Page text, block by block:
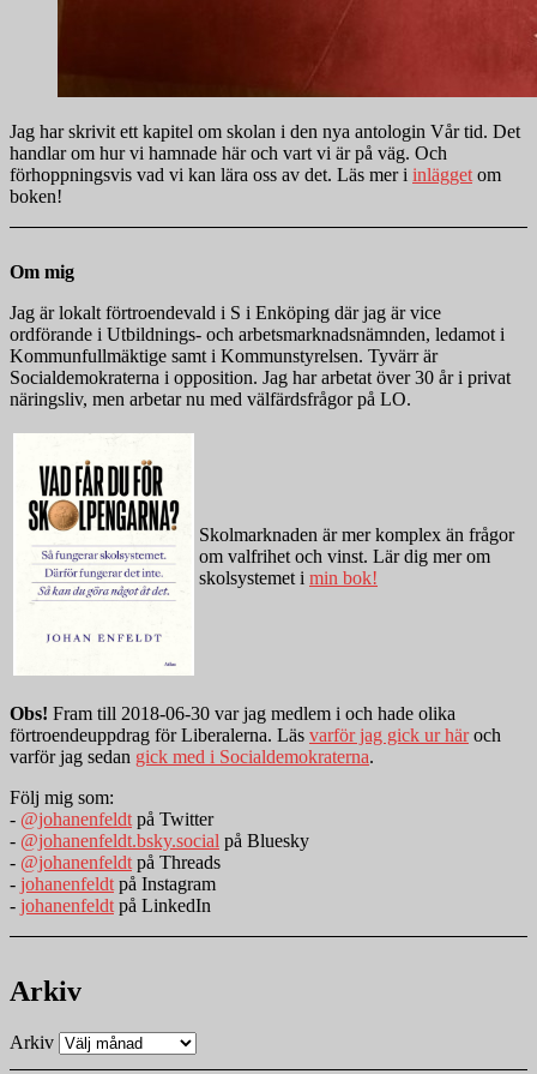
Jag har skrivit ett kapitel om skolan i den nya antologin Vår tid. Det
handlar om hur vi hamnade här och vart vi är på väg. Och
förhoppningsvis vad vi kan lära oss av det. Läs mer i inläggetom
boken!
Om mig
Jag är lokalt förtroendevald i S i Enköping där jag är vice
ordförande i Utbildnings- och arbetsmarknadsnämnden, ledamot i
Kommunfullmäktige samt i Kommunstyrelsen. Tyvärr är
Socialdemokraterna i opposition. Jag har arbetat över 30 år i privat
näringsliv, men arbetar nu med välfärdsfrågor på LO.
Skolmarknaden är mer komplex än frågor
om valfrihet och vinst. Lär dig mer om
skolsystemet i min bok!
Obs! Fram till 2018-06-30 var jag medlem i och hade olika
förtroendeuppdrag för Liberalerna. Läs varför jag gick ur häroch
varför jag sedan gick med i Socialdemokraterna.
Följ mig som:
- @johanenfeldtpå Twitter
- @johanenfeldt.bsky.social på Bluesky
- @johanenfeldtpå Threads
- johanenfeldtpå Instagram
- johanenfeldtpå LinkedIn
Arkiv
Arkiv